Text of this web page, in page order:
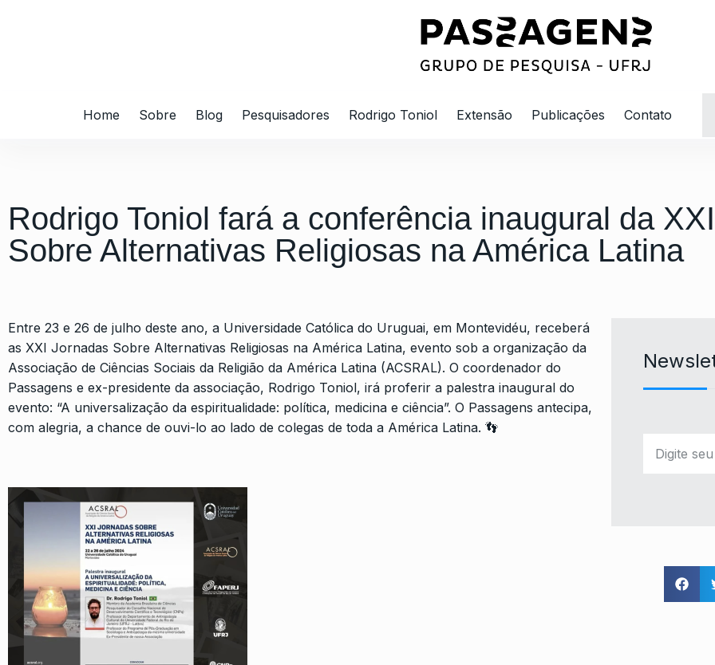
Home Sobre Blog Pesquisadores Rodrigo Toniol Extensão Publicações Contato
Rodrigo Toniol fará a conferência inaugural da
Sobre Alternativas Religiosas na América Latina
Entre 23 e 26 de julho deste ano, a Universidade Católica do Uruguai, em Montevidéu, receberá
as XXI Jornadas Sobre Alternativas Religiosas na América Latina, evento sob a organização da
Associação de Ciências Sociais da Religião da América Latina (ACSRAL). O coordenador do
Passagens e ex-presidente da associação, Rodrigo Toniol, irá proferir a palestra inaugural do
evento: “A universalização da espiritualidade: política, medicina e ciência”. O Passagens antecipa,
com alegria, a chance de ouvi-lo ao lado de colegas de toda a América Latina. 👣